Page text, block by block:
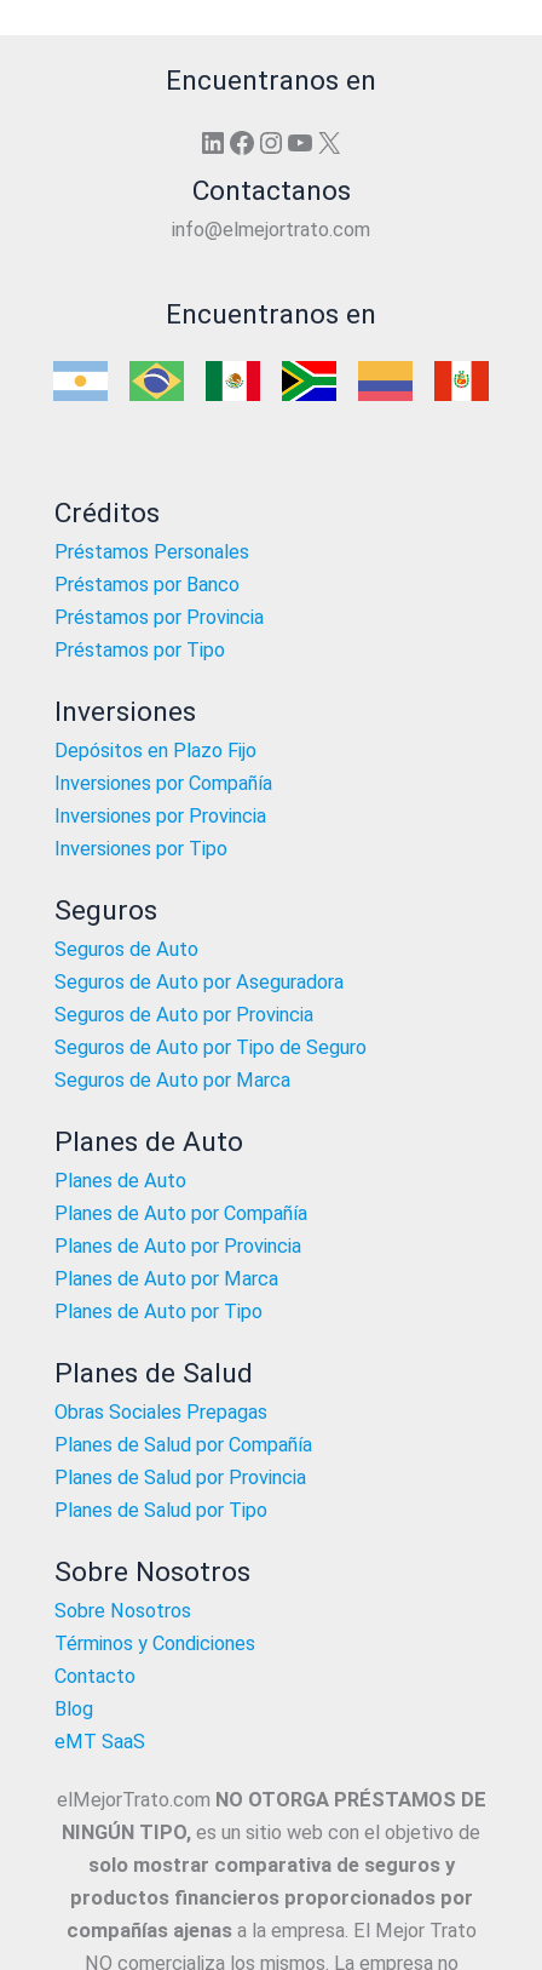
Encuentranos en
LinkedIn
Facebook
Instagram
YouTube
X
Contactanos
info@elmejortrato.com
Encuentranos en
Créditos
Préstamos Personales
Préstamos por Banco
Préstamos por Provincia
Préstamos por Tipo
Inversiones
Depósitos en Plazo Fijo
Inversiones por Compañía
Inversiones por Provincia
Inversiones por Tipo
Seguros
Seguros de Auto
Seguros de Auto por Aseguradora
Seguros de Auto por Provincia
Seguros de Auto por Tipo de Seguro
Seguros de Auto por Marca
Planes de Auto
Planes de Auto
Planes de Auto por Compañía
Planes de Auto por Provincia
Planes de Auto por Marca
Planes de Auto por Tipo
Planes de Salud
Obras Sociales Prepagas
Planes de Salud por Compañía
Planes de Salud por Provincia
Planes de Salud por Tipo
Sobre Nosotros
Sobre Nosotros
Términos y Condiciones
Contacto
Blog
eMT SaaS
elMejorTrato.com NO OTORGA PRÉSTAMOS DE
NINGÚN TIPO, es un sitio web con el objetivo de
solo mostrar comparativa de seguros y
productos financieros proporcionados por
compañías ajenasa la empresa. El Mejor Trato
NO comercializa los mismos. La empresa no